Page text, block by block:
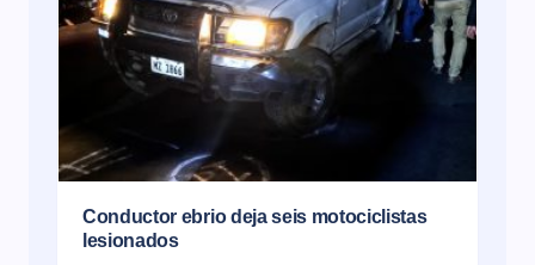
Conductor ebrio deja seis motociclistas
lesionados